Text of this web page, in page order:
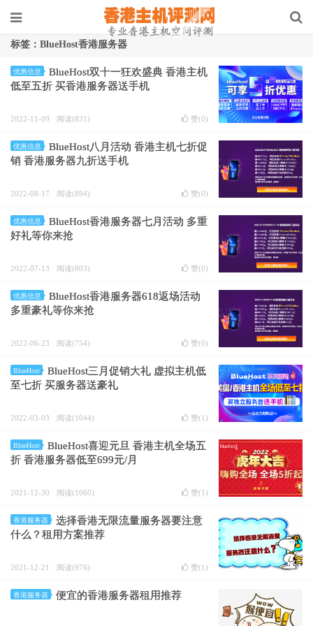
标签：BlueHost香港服务器
优惠信息
BlueHost双十一狂欢盛典 香港主机
低至五折 买香港服务器送手机
2022-11-09 阅读(831) 赞(0)
优惠信息
BlueHost八月活动 香港主机七折促
销 香港服务器九折送手机
2022-08-17 阅读(894) 赞(0)
优惠信息
BlueHost香港服务器七月活动 多重
好礼等你来抢
2022-07-13 阅读(803) 赞(0)
优惠信息
BlueHost香港服务器618返场活动
多重豪礼等你来抢
2022-06-23 阅读(754) 赞(0)
BlueHost
BlueHost三月促销大礼 虚拟主机低
至七折 买服务器送豪礼
2022-03-03 阅读(1044) 赞(1 )
BlueHost
BlueHost喜迎元旦 香港主机全场五
折 香港服务器低至699元/月
2021-12-30 阅读(1060) 赞(1 )
香港服务器
选择香港无限流量服务器要注意
什么？租用方案推荐
2021-12-21 阅读(978) 赞(1 )
香港服务器 便宜的香港服务器租用推荐